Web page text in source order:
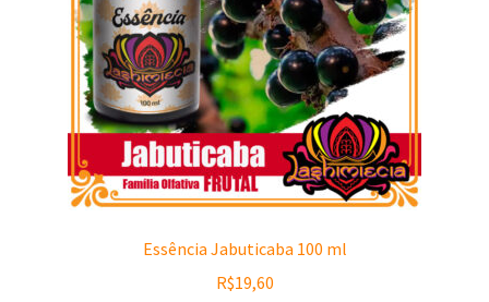
Essência Jabuticaba 100 ml
R$19,60